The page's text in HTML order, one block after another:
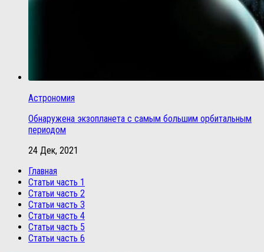
Астрономия
Обнаружена экзопланета с самым большим орбитальным
периодом
24 Дек, 2021
Главная
Статьи часть 1
Статьи часть 2
Статьи часть 3
Статьи часть 4
Статьи часть 5
Статьи часть 6